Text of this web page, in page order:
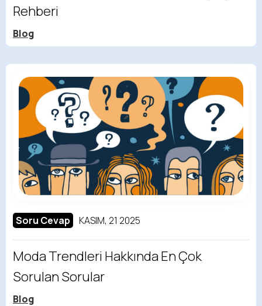
Rehberi
Blog
Soru Cevap KASIM, 21 2025
Moda Trendleri Hakkında En Çok
Sorulan Sorular
Blog